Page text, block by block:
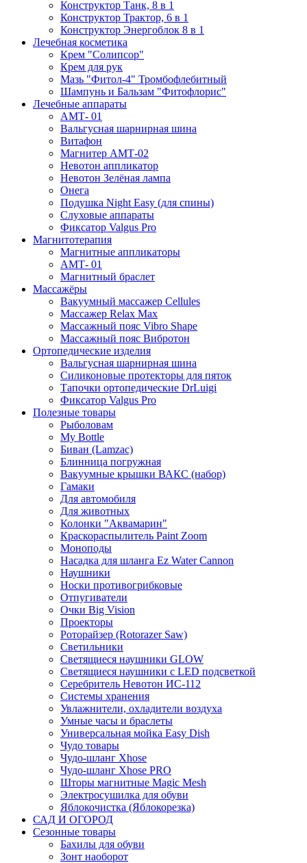
Конструктор Танк, 8 в 1
Конструктор Трактор, 6 в 1
Конструктор Энергоблок 8 в 1
Лечебная косметика
Крем "Солипсор"
Крем для рук
Мазь "Фитол-4" Тромбофлебитный
Шампунь и Бальзам "Фитофлорис"
Лечебные аппараты
АМТ- 01
Вальгусная шарнирная шина
Витафон
Магнитер АМТ-02
Невотон аппликатор
Невотон Зелёная лампа
Онега
Подушка Night Easy (для спины)
Слуховые аппараты
Фиксатор Valgus Pro
Магнитотерапия
Магнитные аппликаторы
АМТ- 01
Магнитный браслет
Массажёры
Вакуумный массажер Cellules
Массажер Relax Max
Массажный пояс Vibro Shape
Массажный пояс Вибротон
Ортопедические изделия
Вальгусная шарнирная шина
Силиконовые протекторы для пяток
Тапочки ортопедические DrLuigi
Фиксатор Valgus Pro
Полезные товары
Рыболовам
My Bottle
Биван (Lamzac)
Блинница погружная
Вакуумные крышки ВАКС (набор)
Гамаки
Для автомобиля
Для животных
Колонки "Аквамарин"
Краскораспылитель Paint Zoom
Моноподы
Насадка для шланга Ez Water Cannon
Наушники
Носки противогрибковые
Отпугиватели
Очки Big Vision
Проекторы
Роторайзер (Rotorazer Saw)
Светильники
Светящиеся наушники GLOW
Светящиеся наушники с LED подсветкой
Серебритель Невотон ИС-112
Системы хранения
Увлажнители, охладители воздуха
Умные часы и браслеты
Универсальная мойка Easy Dish
Чудо товары
Чудо-шланг Xhose
Чудо-шланг Xhose PRO
Шторы магнитные Magic Mesh
Электросушилка для обуви
Яблокочистка (Яблокорезка)
САД И ОГОРОД
Сезонные товары
Бахилы для обуви
Зонт наоборот